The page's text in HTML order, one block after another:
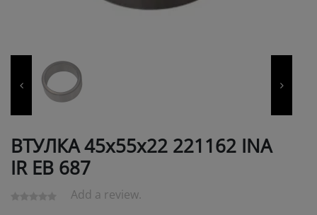
ВТУЛКА 45х55х22 221162 INA
IR ЕВ 687
Add a review.